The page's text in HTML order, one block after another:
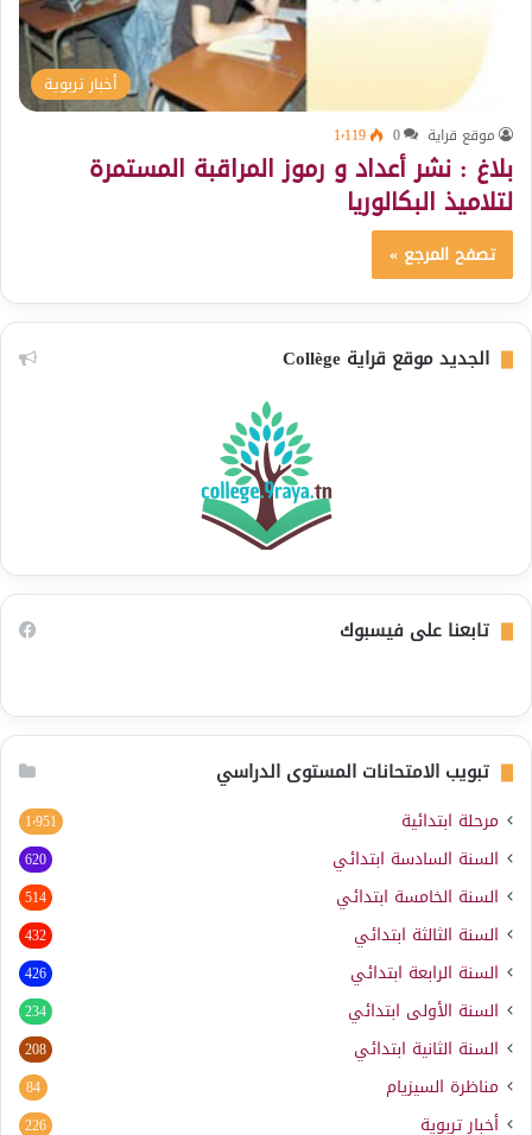
أخبار تربوية
موقع قراية 0 1٬119
بلاغ : نشر أعداد و رموز المراقبة المستمرة
لتلاميذ البكالوريا
تصفح المرجع »
الجديد موقع قراية Collège
تابعنا على فيسبوك
تبويب الامتحانات المستوى الدراسي
مرحلة ابتدائية 1٬951
السنة السادسة ابتدائي 620
السنة الخامسة ابتدائي 514
السنة الثالثة ابتدائي 432
السنة الرابعة ابتدائي 426
السنة الأولى ابتدائي 234
السنة الثانية ابتدائي 208
مناظرة السيزيام 84
أخبار تربوية 226